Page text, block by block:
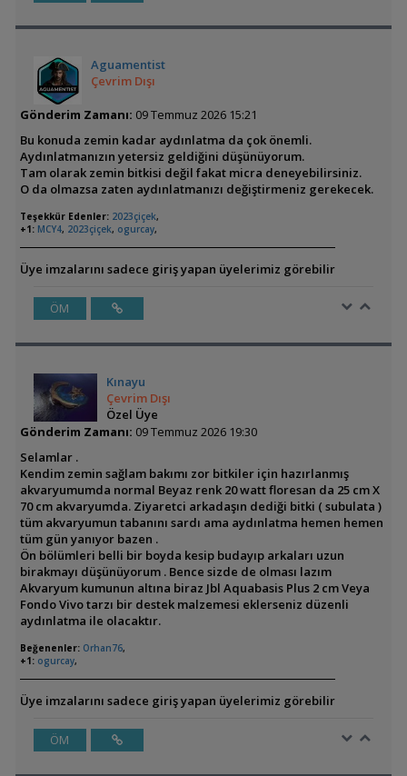
Aguamentist
Çevrim Dışı
Gönderim Zamanı: 09 Temmuz 2026 15:21
Bu konuda zemin kadar aydınlatma da çok önemli.
Aydınlatmanızın yetersiz geldiğini düşünüyorum.
Tam olarak zemin bitkisi değil fakat micra deneyebilirsiniz.
O da olmazsa zaten aydınlatmanızı değiştirmeniz gerekecek.
Teşekkür Edenler: 2023çiçek,
+1: MCY4, 2023çiçek, ogurcay,
Üye imzalarını sadece giriş yapan üyelerimiz görebilir
ÖM
Kınayu
Çevrim Dışı
Özel Üye
Gönderim Zamanı: 09 Temmuz 2026 19:30
Selamlar .
Kendim zemin sağlam bakımı zor bitkiler için hazırlanmış
akvaryumumda normal Beyaz renk 20 watt floresan da 25 cm X
70 cm akvaryumda. Ziyaretci arkadaşın dediği bitki ( subulata )
tüm akvaryumun tabanını sardı ama aydınlatma hemen hemen
tüm gün yanıyor bazen .
Ön bölümleri belli bir boyda kesip budayıp arkaları uzun
birakmayı düşünüyorum . Bence sizde de olması lazım
Akvaryum kumunun altına biraz Jbl Aquabasis Plus 2 cm Veya
Fondo Vivo tarzı bir destek malzemesi eklerseniz düzenli
aydınlatma ile olacaktır.
Beğenenler: Orhan76,
+1: ogurcay,
Üye imzalarını sadece giriş yapan üyelerimiz görebilir
ÖM